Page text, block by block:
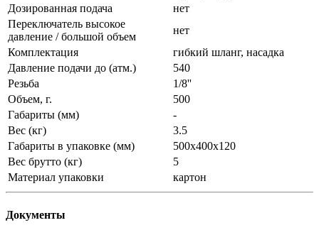
Дозированная подача
нет
Переключатель высокое
давление / большой объем
нет
Комплектация
гибкий шланг, насадка
Давление подачи до (атм.)
540
Резьба
1/8''
Объем, г.
500
Габариты (мм)
-
Вес (кг)
3.5
Габариты в упаковке (мм)
500х400х120
Вес брутто (кг)
5
Материал упаковки
картон
Документы